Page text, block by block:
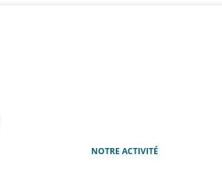
NOTRE ACTIVITÉ